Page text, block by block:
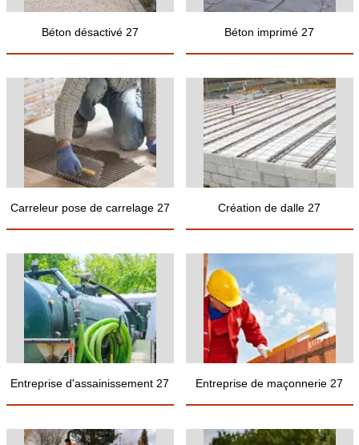
Béton désactivé 27 Béton imprimé 27
Carreleur pose de carrelage 27 Création de dalle 27
Entreprise d'assainissement 27 Entreprise de maçonnerie 27